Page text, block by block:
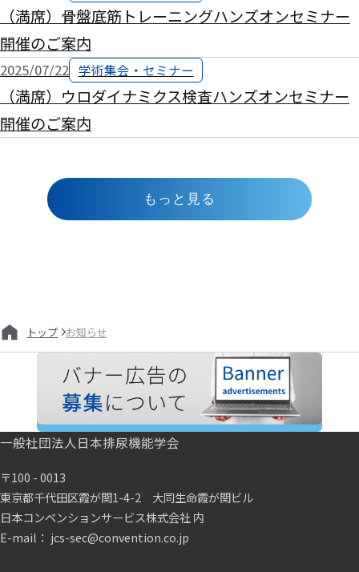
（満席）骨盤底筋トレーニングハンズオンセミナー
開催のご案内
2025/07/22 学術集会・セミナー
（満席）ウロダイナミクス検査ハンズオンセミナー
開催のご案内
もっと見る
トップ お知らせ
一般社団法人日本排尿機能学会
〒100 - 0013
東京都千代田区霞が関1-4-2 大同生命霞が関ビル
日本コンベンションサービス株式会社 内
E-mail： jcs-sec@convention.co.jp